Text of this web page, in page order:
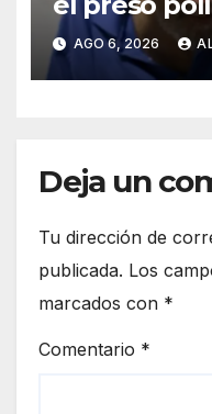
que le
policía que
AGO 6, 2026
Deja un
Tu dirección de
publicada. Los
marcados con *
Comentario *